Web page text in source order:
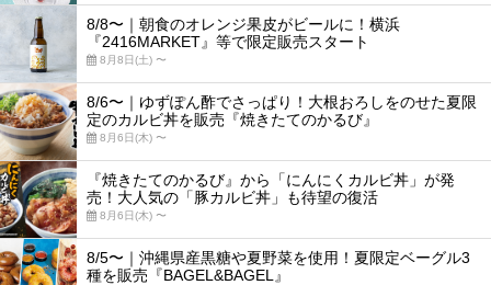
8/8〜｜朝食のオレンジ果皮がビールに！横浜
『2416MARKET』等で限定販売スタート
8月8日(土) 〜
8/6〜｜ゆずぽん酢でさっぱり！大根おろしをのせた夏限
定のカルビ丼を販売『焼きたてのかるび』
8月6日(木) 〜
『焼きたてのかるび』から「にんにくカルビ丼」が発
売！大人気の「豚カルビ丼」も待望の復活
8月6日(木) 〜
8/5〜｜沖縄県産黒糖や夏野菜を使用！夏限定ベーグル3
種を販売『BAGEL&BAGEL』